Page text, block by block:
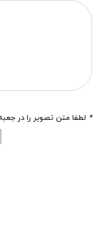
* لطفا متن تصویر را در